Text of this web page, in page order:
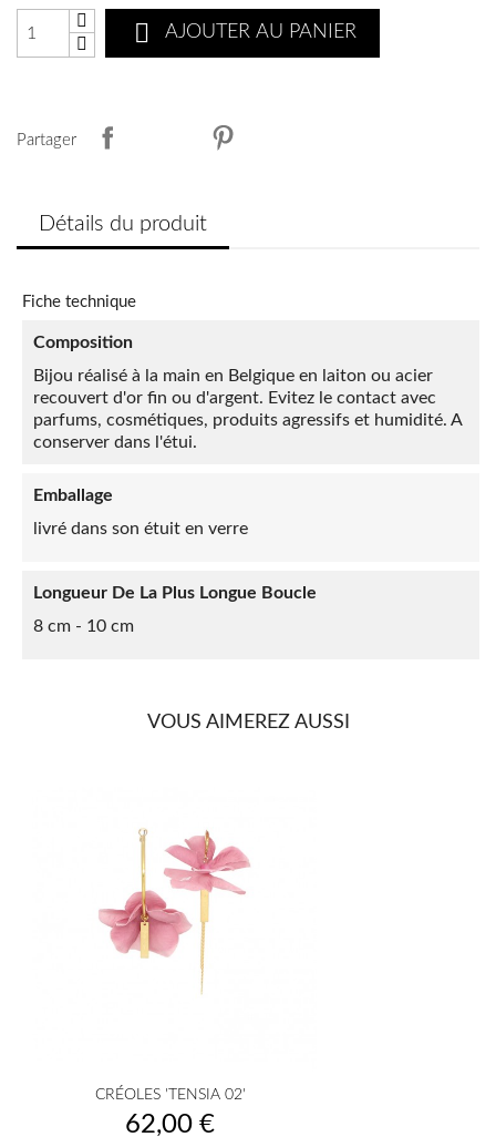
 AJOUTER AU PANIER
Partager
Détails du produit
Fiche technique
Composition
Bijou réalisé à la main en Belgique en laiton ou acier
recouvert d'or fin ou d'argent. Evitez le contact avec
parfums, cosmétiques, produits agressifs et humidité. A
conserver dans l'étui.
Emballage
livré dans son étuit en verre
Longueur De La Plus Longue Boucle
8 cm - 10 cm
VOUS AIMEREZ AUSSI
CRÉOLES 'TENSIA 02'
Prix
62,00 €